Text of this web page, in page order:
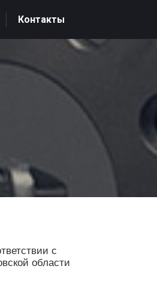
Контакты
с
области